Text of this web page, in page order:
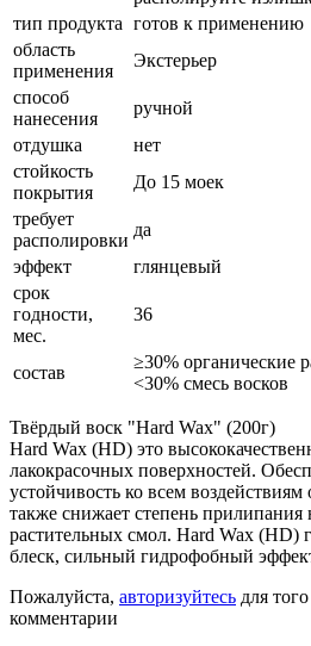
тип продукта готов к применению
область
применения
Экстерьер
способ
нанесения
ручной
отдушка
нет
стойкость
покрытия
До 15 моек
требует
располировки
да
эффект
глянцевый
срок
годности,
мес.
36
состав
≥30% органические
˂30% смесь восков
Твёрдый воск "Hard Wax" (200г)
Hard Wax (HD) это
лакокрасочных поверхностей.
устойчивость ко всем
также снижает степень прилипания
растительных смол. Hard Wax (HD)
блеск, сильный гидрофобный
Пожалуйста, авторизуйтесь для
комментарии